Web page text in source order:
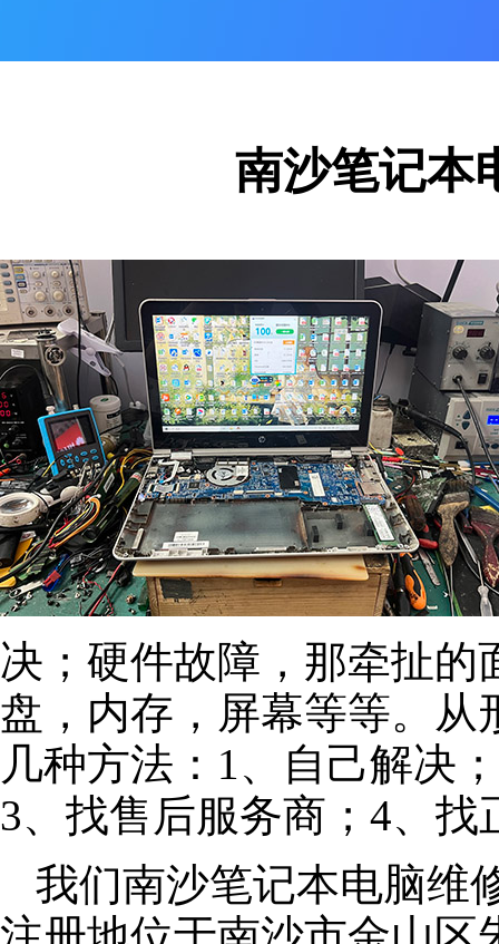
南沙笔记本
决；硬件故障，那牵扯的
盘，内存，屏幕等等。从
几种方法：1、自己解决
3、找售后服务商；4、找
我们南沙笔记本电脑维